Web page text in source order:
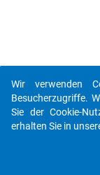
Wir verwenden
Besucherzugriffe.
Sie der Cookie-
erhalten Sie in